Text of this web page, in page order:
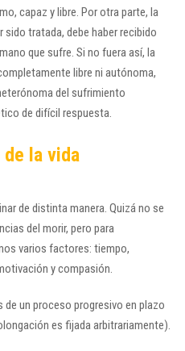
capaz y libre. Por otra parte, la
tratada, debe haber recibido
que sufre. Si no fuera así, la
libre ni autónoma,
del sufrimiento
de difícil respuesta.
la vida
de distinta manera. Quizá no se
del morir, pero para
varios factores: tiempo,
y compasión.
de un proceso progresivo en plazo
es fijada arbitrariamente).